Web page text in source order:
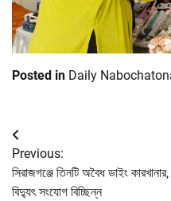
Posted in Daily
Post
navigation
Previous:
সিরাজগঞ্জে তিনটি অবৈধ ডাইং কারখানার,
বিদ্যুৎ সংযোগ বিচ্ছিন্ন